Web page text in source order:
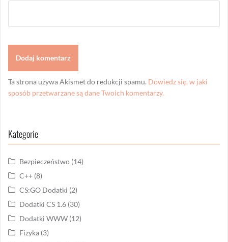
Ta strona używa Akismet do redukcji spamu. Dowiedz się, w jaki
sposób przetwarzane są dane Twoich komentarzy.
Kategorie
Bezpieczeństwo (14)
C++ (8)
CS:GO Dodatki (2)
Dodatki CS 1.6 (30)
Dodatki WWW (12)
Fizyka (3)